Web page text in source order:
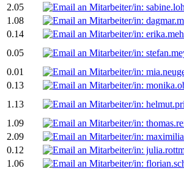
2.05
1.08
0.14
0.05
0.01
0.13
1.13
1.09
2.09
0.12
1.06